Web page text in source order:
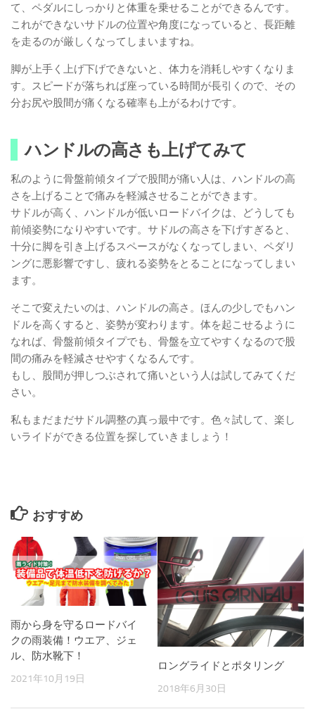
て、ペダルにしっかりと体重を乗せることができるんです。
これができないサドルの位置や角度になっていると、長距離
を走るのが厳しくなってしまいますね。
脚が上手く上げ下げできないと、体力を消耗しやすくなりま
す。スピードが落ちれば座っている時間が長引くので、その
分お尻や股間が痛くなる確率も上がるわけです。
ハンドルの高さも上げてみて
私のように骨盤前傾タイプで股間が痛い人は、ハンドルの高
さを上げることで痛みを軽減させることができます。
サドルが高く、ハンドルが低いロードバイクは、どうしても
前傾姿勢になりやすいです。サドルの高さを下げすぎると、
十分に脚を引き上げるスペースがなくなってしまい、ペダリ
ングに悪影響ですし、疲れる姿勢をとることになってしまい
ます。
そこで変えたいのは、ハンドルの高さ。ほんの少しでもハン
ドルを高くすると、姿勢が変わります。体を起こせるように
なれば、骨盤前傾タイプでも、骨盤を立てやすくなるので股
間の痛みを軽減させやすくなるんです。
もし、股間が押しつぶされて痛いという人は試してみてくだ
さい。
私もまだまだサドル調整の真っ最中です。色々試して、楽し
いライドができる位置を探していきましょう！
おすすめ
雨から身を守るロードバイ
クの雨装備！ウエア、ジェ
ル、防水靴下！
2021年10月19日
ロングライドとポタリング
2018年6月30日